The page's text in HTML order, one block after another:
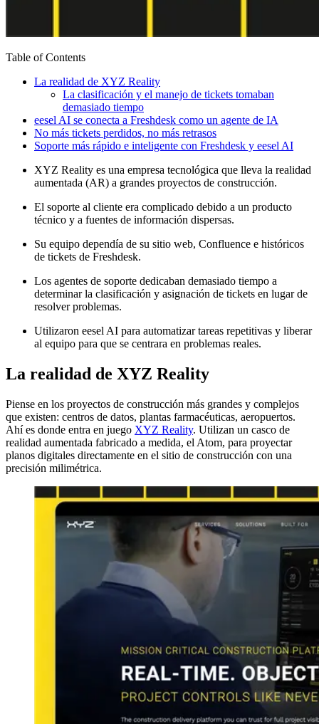
Table of Contents
La realidad de XYZ Reality
La clasificación y el manejo de tickets tomaban
demasiado tiempo
eesel AI se conecta a Freshdesk como un agente de IA
No más tickets perdidos, no más retrasos
Soporte más rápido e inteligente con Freshdesk y eesel AI
XYZ Reality es una empresa tecnológica que lleva la realidad
aumentada (AR) a grandes proyectos de construcción.
El soporte al cliente era complicado debido a un producto
técnico y a fuentes de información dispersas.
Su equipo dependía de su sitio web, Confluence e históricos
de tickets de Freshdesk.
Los agentes de soporte dedicaban demasiado tiempo a
determinar la clasificación y asignación de tickets en lugar de
resolver problemas.
Utilizaron eesel AI para automatizar tareas repetitivas y liberar
al equipo para que se centrara en problemas reales.
La realidad de XYZ Reality
Piense en los proyectos de construcción más grandes y complejos
que existen: centros de datos, plantas farmacéuticas, aeropuertos.
Ahí es donde entra en juego XYZ Reality. Utilizan un casco de
realidad aumentada fabricado a medida, el Atom, para proyectar
planos digitales directamente en el sitio de construcción con una
precisión milimétrica.